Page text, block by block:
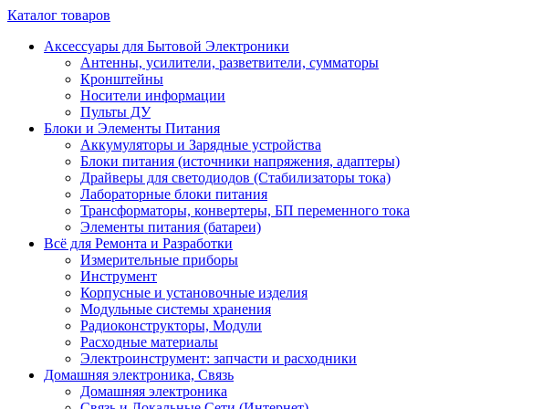
Каталог товаров
Аксессуары для Бытовой Электроники
Антенны, усилители, разветвители, сумматоры
Кронштейны
Носители информации
Пульты ДУ
Блоки и Элементы Питания
Аккумуляторы и Зарядные устройства
Блоки питания (источники напряжения, адаптеры)
Драйверы для светодиодов (Стабилизаторы тока)
Лабораторные блоки питания
Трансформаторы, конвертеры, БП переменного тока
Элементы питания (батареи)
Всё для Ремонта и Разработки
Измерительные приборы
Инструмент
Корпусные и установочные изделия
Модульные системы хранения
Радиоконструкторы, Модули
Расходные материалы
Электроинструмент: запчасти и расходники
Домашняя электроника, Связь
Домашняя электроника